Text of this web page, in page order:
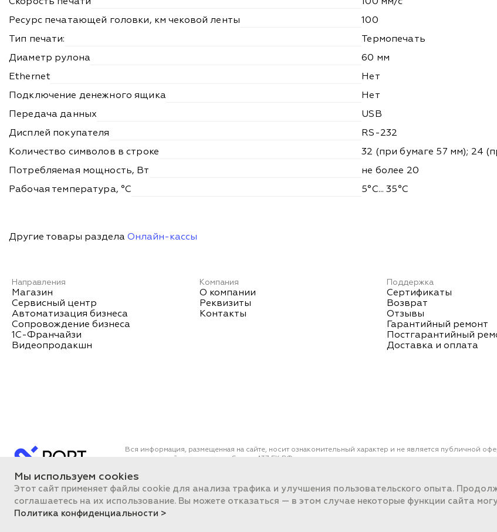
Скорость печати
100 мм/с
Ресурс печатающей головки, км чековой ленты
100
Тип печати:
Термопечать
Диаметр рулона
60 мм
Ethernet
Нет
Подключение денежного ящика
Нет
Передача данных
USB
Дисплей покупателя
RS-232
Количество символов в строке
32 (при бумаге 57 мм); 24
Потребляемая мощность, Вт
не более 20
Рабочая температура, °С
5°С... 35°С
Другие товары раздела Онлайн-кассы
Направления
Магазин
Сервисный центр
Автоматизация бизнеса
Сопровождение бизнеса
1С-Франчайзи
Видеопродакшн
Компания
О компании
Реквизиты
Контакты
Поддержка
Сертификаты
Возврат
Отзывы
Гарантийный ремонт
Постгарантийный
Доставка и оплата
Вся информация, размещенная на сайте, носит ознакомительный характер и не является публичной
определяемой положениями Статьи 437 ГК РФ.
ПОРТ 2011-2026
Мы используем cookies
Этот сайт применяет файлы cookie для анализа трафика и улучшения пользовательского опыта.
соглашаетесь на их использование. Вы можете отказаться — в этом случае некоторые функции сайта
Политика конфиденциальности >